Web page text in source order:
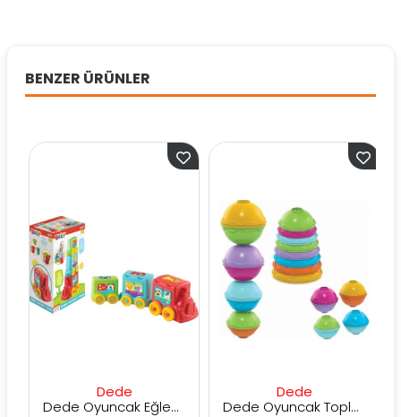
BENZER ÜRÜNLER
Dede
Dede Oyuncak Eğlenceli Aktivite Treni
Dede
Dede Oyuncak Toplu Mi̇ni̇ Kule